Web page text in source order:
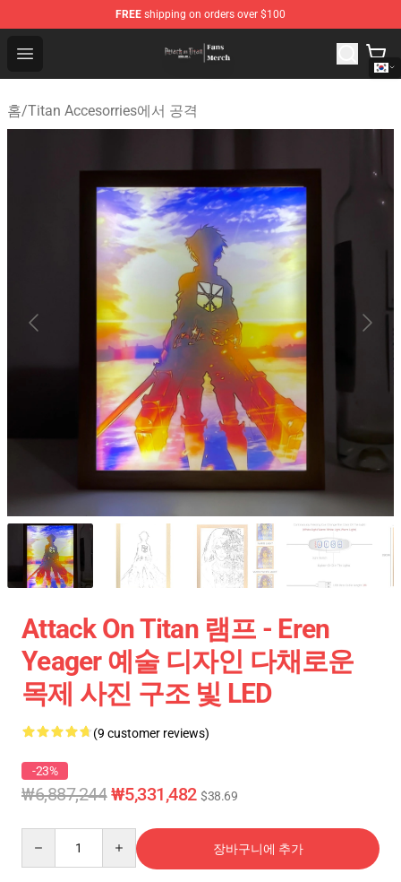
FREE shipping on orders over $100
Open menu
Attack On Titan Store - Official Attack On Titan
홈/Titan Accesorries에서 공격
Attack On Titan 램프 - Eren
Yeager 예술 디자인 다채로운
목제 사진 구조 빛 LED
(9 customer reviews)
-23%
₩6,887,244 ₩5,331,482 $38.69
장바구니에 추가